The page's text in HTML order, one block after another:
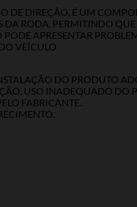
DIREÇÃO, É UM
DA RODA, PERMITINDO
APRESENTAR
VEÍCULO
DO PRODUTO
USO INADEQUADO DO
FABRICANTE.